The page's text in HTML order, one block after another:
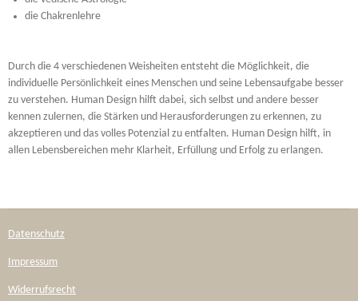
die Chakrenlehre
Durch die 4 verschiedenen Weisheiten entsteht die Möglichkeit, die
individuelle Persönlichkeit eines Menschen und seine Lebensaufgabe besser
zu verstehen. Human Design hilft dabei, sich selbst und andere besser
kennen zulernen, die Stärken und Herausforderungen zu erkennen, zu
akzeptieren und das volles Potenzial zu entfalten. Human Design hilft, in
allen Lebensbereichen mehr Klarheit, Erfüllung und Erfolg zu erlangen.
Datenschutz
Impressum
Widerrufsrecht